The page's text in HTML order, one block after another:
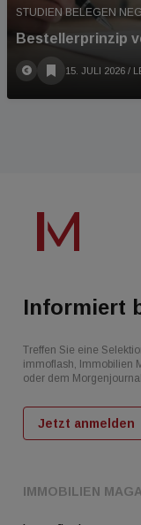
STUDIEN BELEGEN
Bestellerprinzip
15. JULI 2026 /
IMMOBILIEN
Informiert
Treffen Sie eine
immoflash, Immobilien
oder dem Morgenjournal
Jetzt anmelden